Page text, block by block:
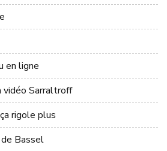
en ligne
vidéo Sarraltroff
rigole plus
Bassel